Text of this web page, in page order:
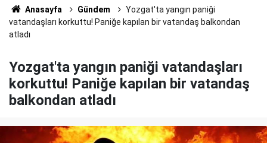
Anasayfa Gündem
Yozgat'ta yangın paniği
vatandaşları korkuttu! Paniğe kapılan bir vatandaş balkondan
atladı
Yozgat'ta yangın paniği vatandaşları
korkuttu! Paniğe kapılan bir vatandaş
balkondan atladı